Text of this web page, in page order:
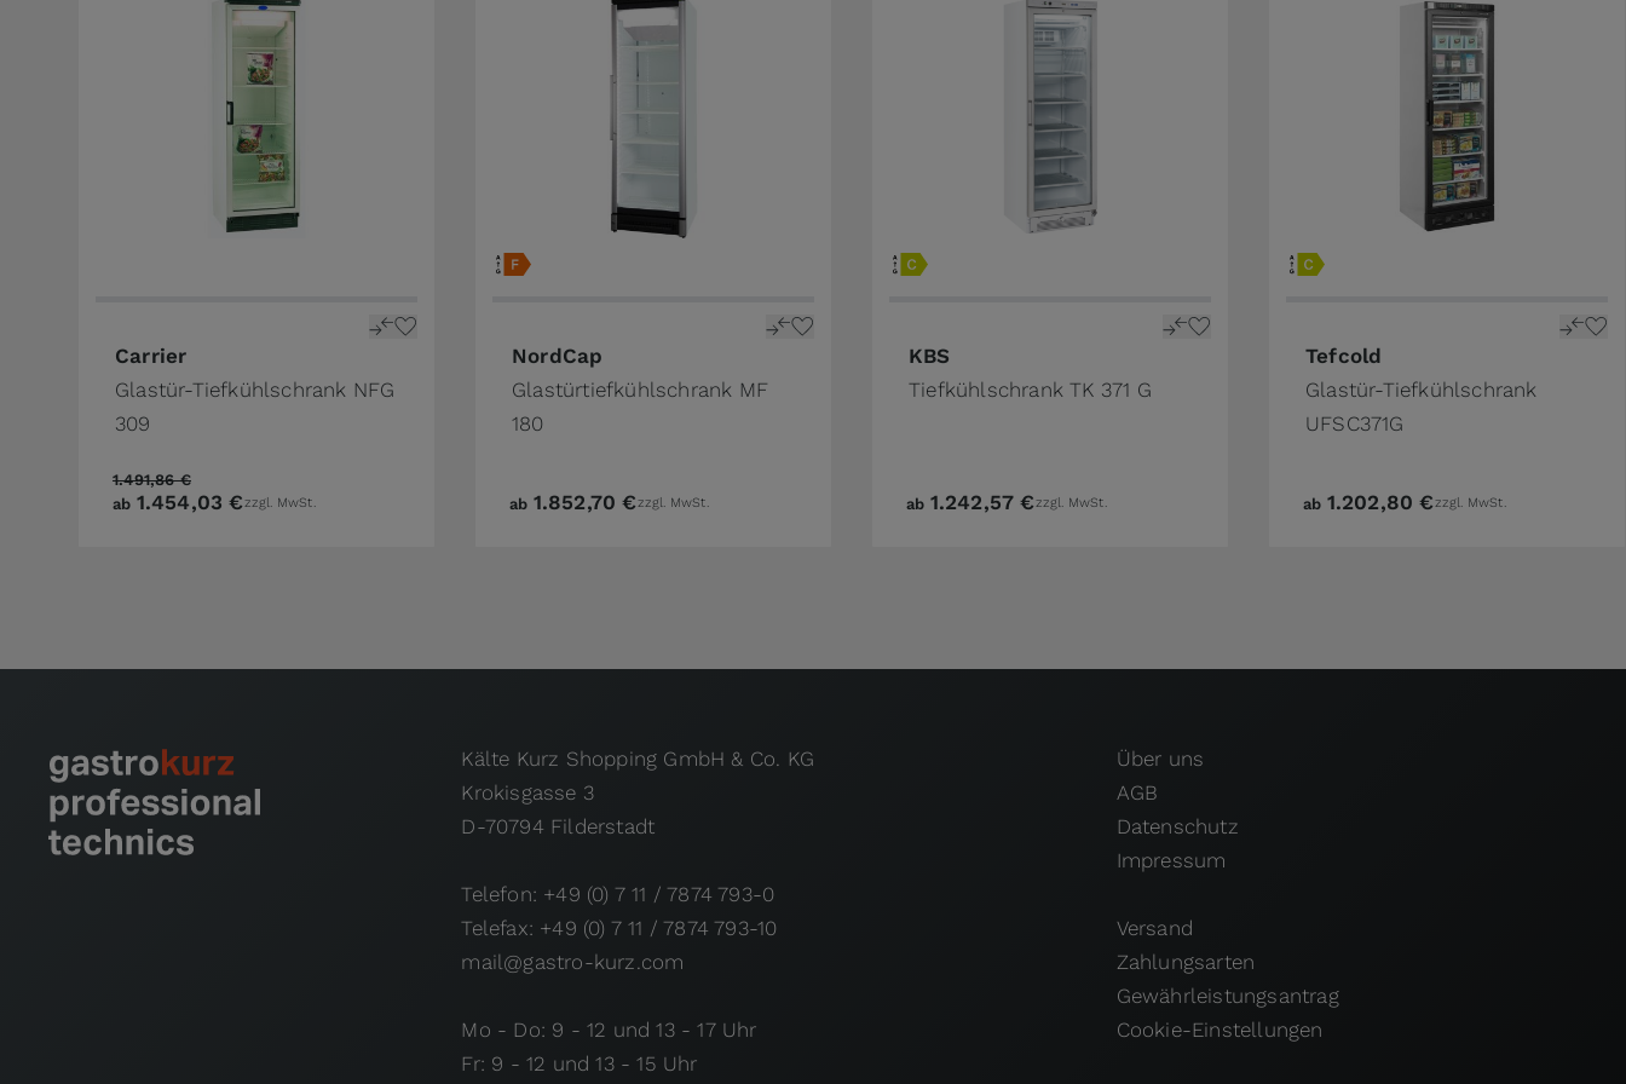
Carrier
Glastür-Tiefkühlschrank NFG
309
ab 1.454,03 €
1.491,86 €
zzgl. MwSt.
NordCap
Glastürtiefkühlschrank MF
180
ab 1.852,70 €zzgl. MwSt.
KBS
Tiefkühlschrank TK 371 G
ab 1.242,57 €zzgl. MwSt.
Tefcold
Glastür-Tiefkühlschrank
UFSC371G
ab 1.202,80 €zzgl. MwSt.
Kälte Kurz Shopping GmbH & Co. KG
Krokisgasse 3
D-70794 Filderstadt
Telefon: +49 (0) 7 11 / 7874 793-0
Telefax: +49 (0) 7 11 / 7874 793-10
mail@gastro-kurz.com
Mo - Do: 9 - 12 und 13 - 17 Uhr
Fr: 9 - 12 und 13 - 15 Uhr
Über uns
AGB
Datenschutz
Impressum
Versand
Zahlungsarten
Gewährleistungsantrag
Cookie-Einstellungen